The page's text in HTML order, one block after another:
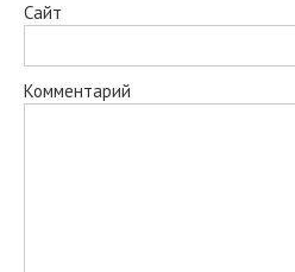
Сайт
Комментарий